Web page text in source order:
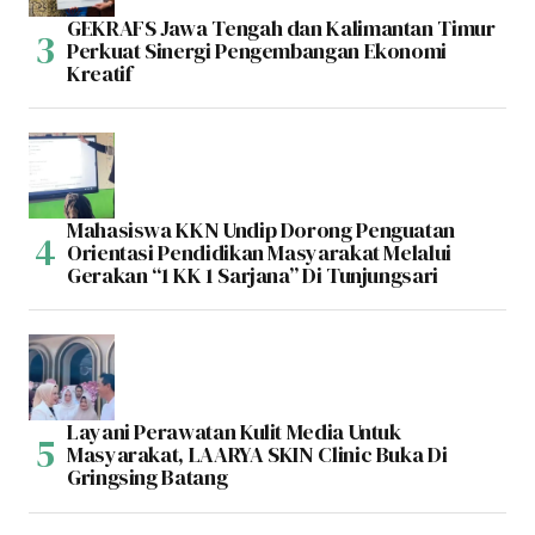
GEKRAFS Jawa Tengah dan Kalimantan Timur
Perkuat Sinergi Pengembangan Ekonomi
Kreatif
Mahasiswa KKN Undip Dorong Penguatan
Orientasi Pendidikan Masyarakat Melalui
Gerakan “1 KK 1 Sarjana” Di Tunjungsari
Layani Perawatan Kulit Media Untuk
Masyarakat, LAARYA SKIN Clinic Buka Di
Gringsing Batang